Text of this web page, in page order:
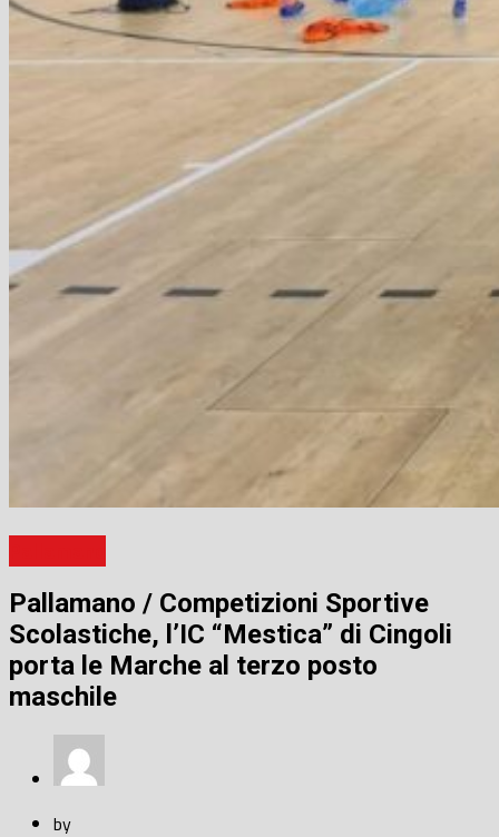
Pallamano / Competizioni Sportive
Scolastiche, l’IC “Mestica” di Cingoli
porta le Marche al terzo posto
maschile
by